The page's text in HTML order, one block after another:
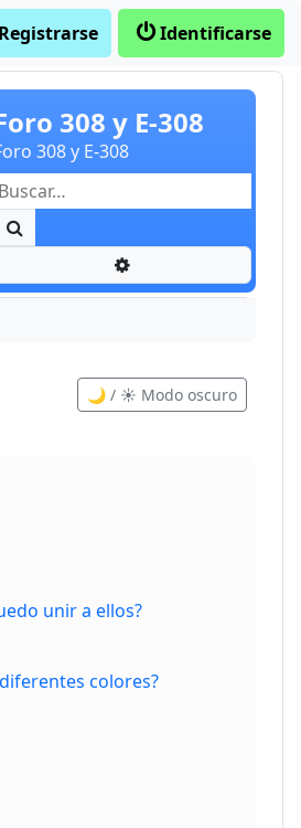
308 y E-308
308 y E-308
Identificarse
Registrarse
🌙 / ☀️ Modo oscuro
unir a ellos?
colores?